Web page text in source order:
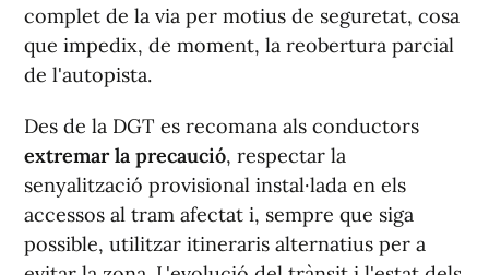
complet de la via per motius de seguretat, cosa
que impedix, de moment, la reobertura parcial
de l'autopista.
Des de la DGT es recomana als conductors
extremar la precaució, respectar la
senyalització provisional instal·lada en els
accessos al tram afectat i, sempre que siga
possible, utilitzar itineraris alternatius per a